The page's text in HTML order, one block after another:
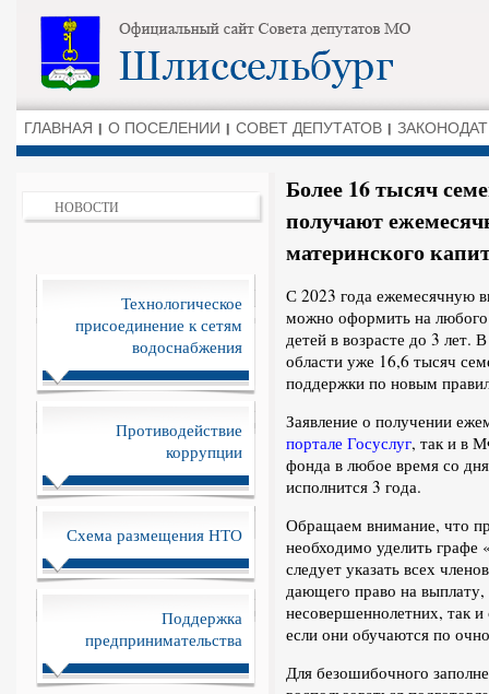
ГЛАВНАЯ О ПОСЕЛЕНИИ СОВЕТ ДЕПУТАТОВ
НОВОСТИ
Технологическое
присоединение к сетям
водоснабжения
Противодействие
коррупции
Схема размещения НТО
Поддержка
предпринимательства
Более 16 тысяч
получают
материнского
С 2023 года ежемесячную
можно оформить на любого
детей в возрасте до 3 лет.
области уже 16,6 тысяч
поддержки по новым
Заявление о получении
портале Госуслуг, так и в
фонда в любое время со
исполнится 3 года.
Обращаем внимание, что
необходимо уделить графе
следует указать всех
дающего право на выплату,
несовершеннолетних, так
если они обучаются по
Для безошибочного